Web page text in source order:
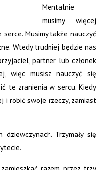
Mentalnie
musimy więcej
Musimy także nauczyć
Wtedy trudniej będzie nas
partner lub członek
więc musisz nauczyć się
te zranienia w sercu. Kiedy
i robić swoje rzeczy, zamiast
Trzymały się